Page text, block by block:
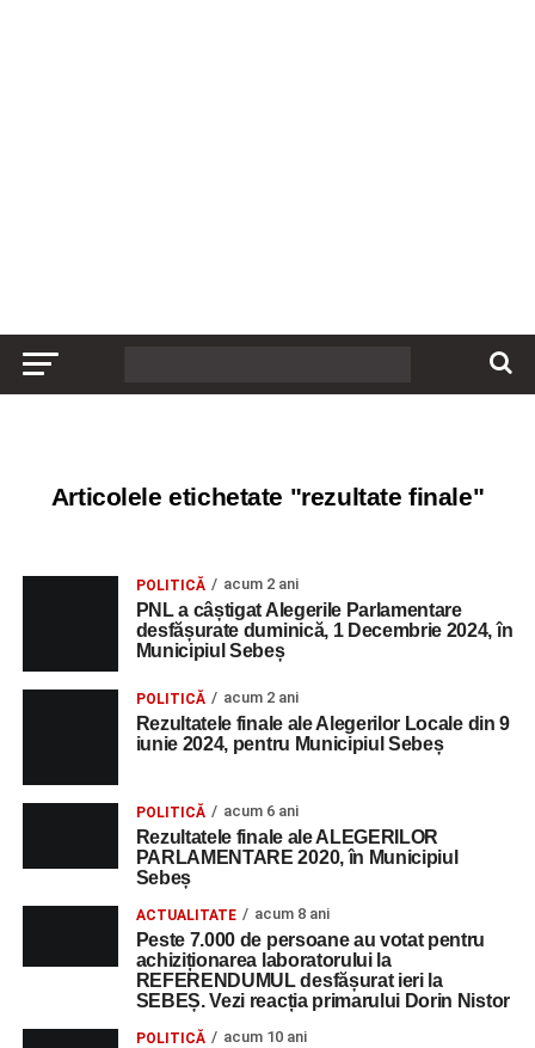
Articolele etichetate "rezultate finale"
POLITICĂ acum 2 ani
PNL a câștigat Alegerile Parlamentare
desfășurate duminică, 1 Decembrie 2024, în
Municipiul Sebeș
POLITICĂ acum 2 ani
Rezultatele finale ale Alegerilor Locale din 9
iunie 2024, pentru Municipiul Sebeș
POLITICĂ acum 6 ani
Rezultatele finale ale ALEGERILOR
PARLAMENTARE 2020, în Municipiul
Sebeș
ACTUALITATE acum 8 ani
Peste 7.000 de persoane au votat pentru
achiziționarea laboratorului la
REFERENDUMUL desfășurat ieri la
SEBEȘ. Vezi reacția primarului Dorin Nistor
POLITICĂ acum 10 ani